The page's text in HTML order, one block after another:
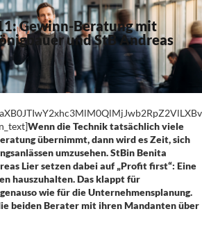
Gewinn-Beratung mit
und StB Andreas
Wenn die Technik tatsächlich viele
übernimmt, dann wird es Zeit, sich
umzusehen. StBin Benita
Lier setzen dabei auf „Profit first“: Eine
hauszuhalten. Das klappt für
wie für die Unternehmensplanung.
beiden Berater mit ihren Mandanten über